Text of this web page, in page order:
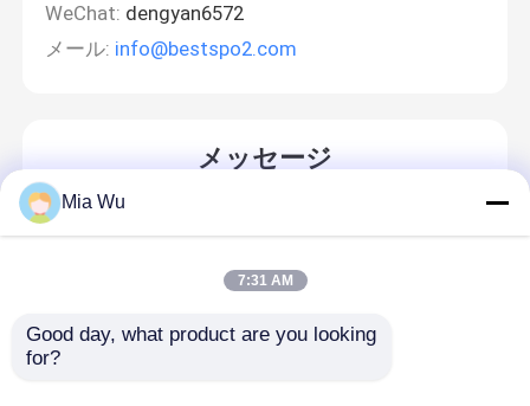
WeChat: dengyan6572
メール: info@bestspo2.com
メッセージ
Mia Wu
7:31 AM
Good day, what product are you looking
for?